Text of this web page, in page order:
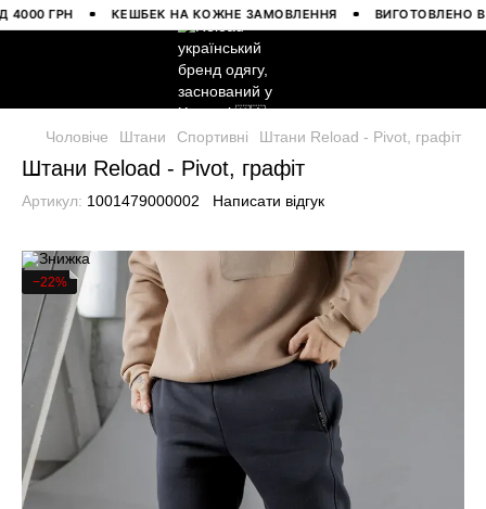
ГРН КЕШБЕК НА КОЖНЕ ЗАМОВЛЕННЯ ВИГОТОВЛЕНО В
Чоловіче Штани Спортивні Штани Reload - Pivot, графіт
Штани Reload - Pivot, графіт
Артикул: 1001479000002 Написати відгук
−22%